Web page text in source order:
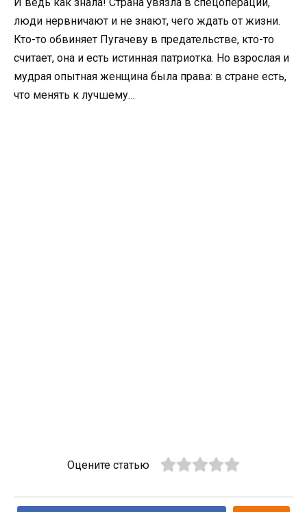
люди нервничают и не знают, чего ждать от жизни.
Кто-то обвиняет Пугачеву в предательстве, кто-то
считает, она и есть истинная патриотка. Но взрослая и
мудрая опытная женщина была права: в стране есть,
что менять к лучшему…
Оцените статью